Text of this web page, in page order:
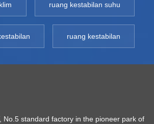
ruang kestabilan suhu
ruang kestabilan
No.5 standard factory in the pioneer park of